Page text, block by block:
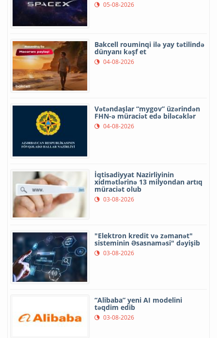
05-08-2026
Bakcell rouminqi ilə yay tətilində
dünyanı kəşf et
04-08-2026
Vətəndaşlar “mygov” üzərindən
FHN-ə müraciət edə biləcəklər
04-08-2026
İqtisadiyyat Nazirliyinin
xidmətlərinə 13 milyondan artıq
müraciət olub
03-08-2026
"Elektron kredit və zəmanət"
sisteminin Əsasnaməsi" dəyişib
03-08-2026
“Alibaba” yeni AI modelini
təqdim edib
03-08-2026